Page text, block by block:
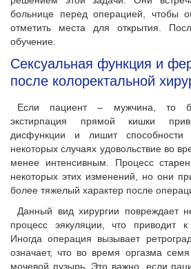
больнице перед операцией, чтобы
отметить места для открытия.
обучение.
Сексуальная функция и
после колоректальной
Если пациент – мужчина, то
экстирпация прямой кишки
дисфункции и лишит способности
некоторых случаях удовольствие во
менее интенсивным. Процесс
некоторых этих изменений, но они
более тяжелый характер после
Данный вид хирургии повреждает
процесс эякуляции, что приводит
Иногда операция вызывает
означает, что во время оргазма
мочевой пузырь. Это важно, если